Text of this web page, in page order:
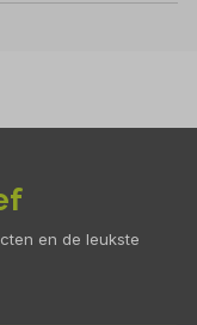
en de leukste